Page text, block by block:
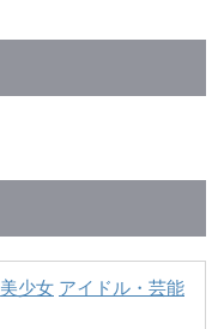
美少女 アイドル・芸能